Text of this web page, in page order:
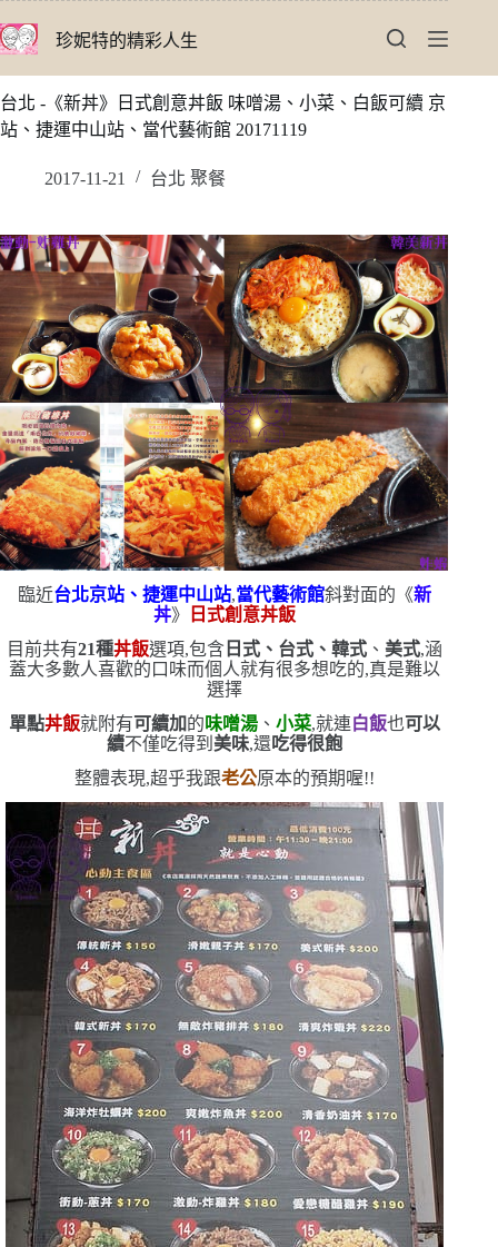
至
要
內
珍妮特的精彩人生
台北 -《新丼》日式創意丼飯 味噌湯、小菜、白飯可續 京
站、捷運中山站、當代藝術館 20171119
2017-11-21 台北 聚餐
臨近台北京站、捷運中山站,當代藝術館斜對面的《新
丼》
日式創意丼飯
目前共有21種丼飯選項,包含 日式、台式、韓式、 美式,涵
蓋大多數人喜歡的口味而個人就有很多想吃的,真是難以
選擇
單點丼飯就附有可續加的 味噌湯、 小菜,就連白飯也可以
續不僅吃得到 美味,還 吃得很飽
整體表現,超乎我跟老公原本的預期喔!!